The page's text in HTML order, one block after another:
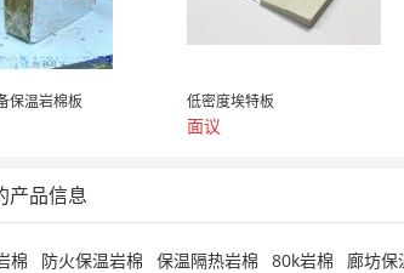
保温岩棉板 低密度埃特板
面议
产品信息
棉 防火保温岩棉 保温隔热岩棉 80k岩棉 廊坊保